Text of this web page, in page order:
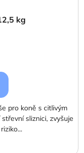
kg
pro koně s citlivým
sliznici, zvyšuje